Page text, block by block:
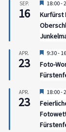
SEP.
16
18:00-
Kurfürst
APR.
23
9:30-
Foto-
APR.
23
18:00-